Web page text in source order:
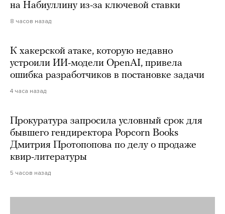
на Набиуллину из-за ключевой ставки
8 часов назад
К хакерской атаке, которую недавно
устроили ИИ-модели OpenAI, привела
ошибка разработчиков в постановке задачи
4 часа назад
Прокуратура запросила условный срок для
бывшего гендиректора Popcorn Books
Дмитрия Протопопова по делу о продаже
квир-литературы
5 часов назад